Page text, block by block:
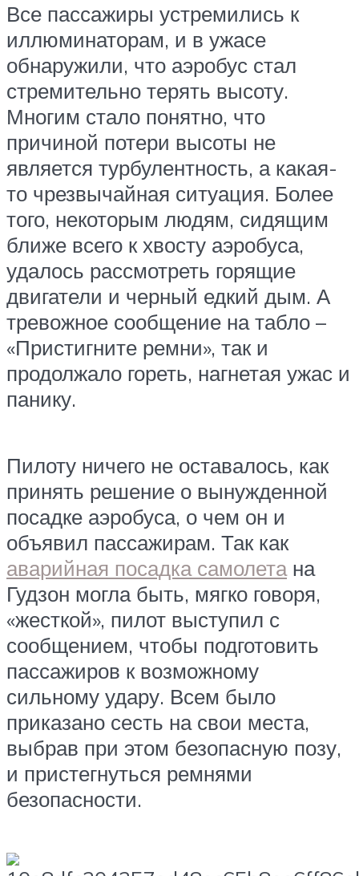
Все пассажиры устремились к
иллюминаторам, и в ужасе
обнаружили, что аэробус стал
стремительно терять высоту.
Многим стало понятно, что
причиной потери высоты не
является турбулентность, а какая-
то чрезвычайная ситуация. Более
того, некоторым людям, сидящим
ближе всего к хвосту аэробуса,
удалось рассмотреть горящие
двигатели и черный едкий дым. А
тревожное сообщение на табло –
«Пристигните ремни», так и
продолжало гореть, нагнетая ужас и
панику.
Пилоту ничего не оставалось, как
принять решение о вынужденной
посадке аэробуса, о чем он и
объявил пассажирам. Так как
аварийная посадка самолетана
Гудзон могла быть, мягко говоря,
«жесткой», пилот выступил с
сообщением, чтобы подготовить
пассажиров к возможному
сильному удару. Всем было
приказано сесть на свои места,
выбрав при этом безопасную позу,
и пристегнуться ремнями
безопасности.